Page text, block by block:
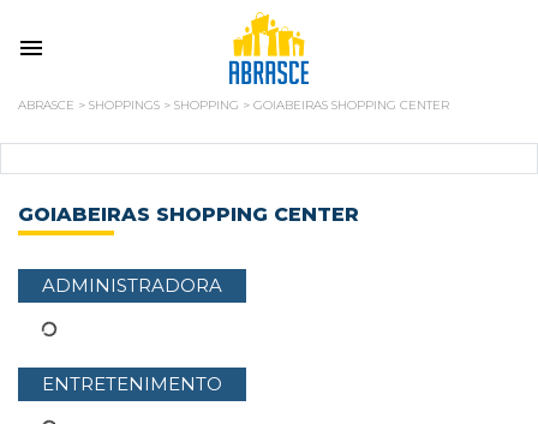
ABRASCE > SHOPPINGS > SHOPPING > GOIABEIRAS SHOPPING CENTER
GOIABEIRAS SHOPPING CENTER
ADMINISTRADORA
ENTRETENIMENTO